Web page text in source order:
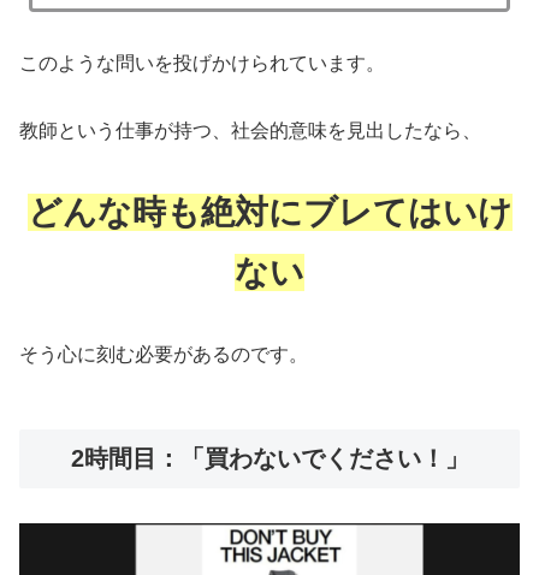
このような問いを投げかけられています。
教師という仕事が持つ、社会的意味を見出したなら、
どんな時も絶対にブレてはいけ
ない
そう心に刻む必要があるのです。
2時間目：「買わないでください！」